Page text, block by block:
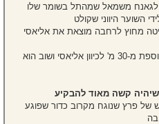
לגאנח משמאל שמהתל בשומר שלו
השוער היווני שקולט
מחוץ לרחבה מוצאת את אליאסי
- היוונים במומנטום : בעיטה נוספת מ-30 מ' לכיוון אליאסי ושוב הוא
פרץ שנוגח מקרוב כדור שפוגע